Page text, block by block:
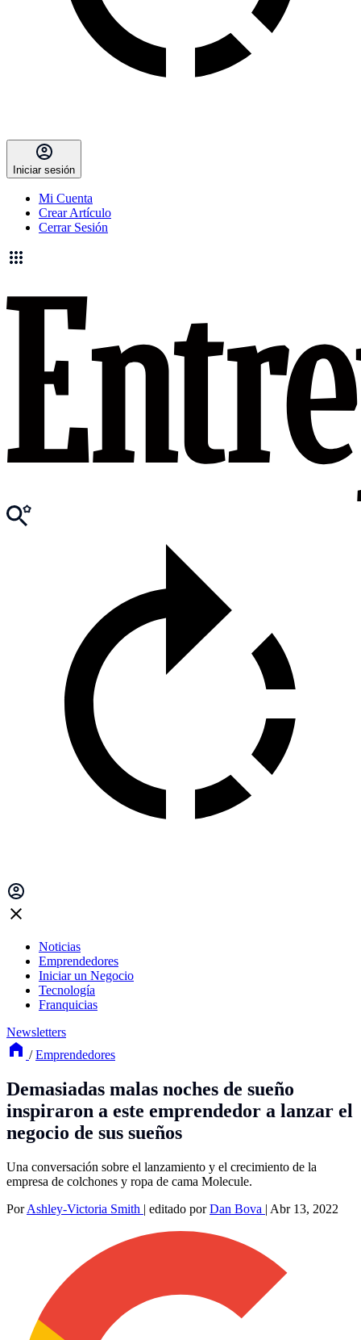
Iniciar sesión
Mi Cuenta
Crear Artículo
Cerrar Sesión
Noticias
Emprendedores
Iniciar un Negocio
Tecnología
Franquicias
Newsletters
/ Emprendedores
Demasiadas malas noches de sueño
inspiraron a este emprendedor a lanzar el
negocio de sus sueños
Una conversación sobre el lanzamiento y el crecimiento de la
empresa de colchones y ropa de cama Molecule.
PorAshley-Victoria Smith | editado porDan Bova | Abr 13, 2022